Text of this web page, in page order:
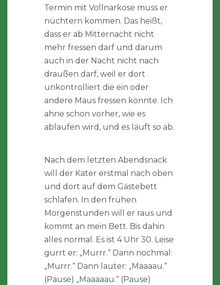
Termin mit Vollnarkose muss er
nüchtern kommen. Das heißt,
dass er ab Mitternacht nicht
mehr fressen darf und darum
auch in der Nacht nicht nach
draußen darf, weil er dort
unkontrolliert die ein oder
andere Maus fressen könnte. Ich
ahne schon vorher, wie es
ablaufen wird, und es läuft so ab.
Nach dem letzten Abendsnack
will der Kater erstmal nach oben
und dort auf dem Gästebett
schlafen. In den frühen
Morgenstunden will er raus und
kommt an mein Bett. Bis dahin
alles normal. Es ist 4 Uhr 30. Leise
gurrt er: „Murrr.“ Dann nochmal:
„Murrr.“ Dann lauter: „Maaaau.“
(Pause) „Maaaaau.“ (Pause)